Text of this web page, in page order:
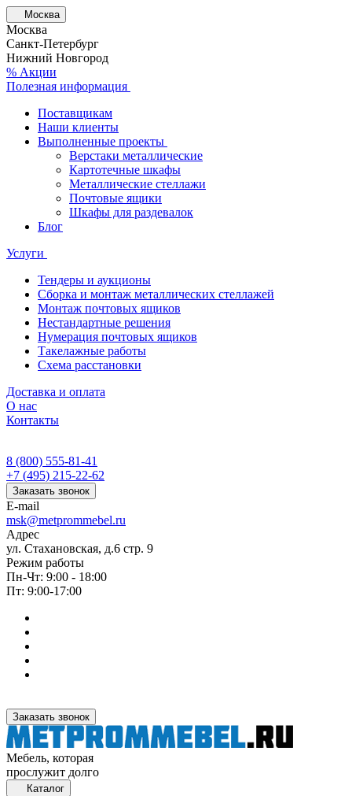
Москва
Москва
Санкт-Петербург
Нижний Новгород
% Акции
Полезная информация
Поставщикам
Наши клиенты
Выполненные проекты
Верстаки металлические
Картотечные шкафы
Металлические стеллажи
Почтовые ящики
Шкафы для раздевалок
Блог
Услуги
Тендеры и аукционы
Сборка и монтаж металлических стеллажей
Монтаж почтовых ящиков
Нестандартные решения
Нумерация почтовых ящиков
Такелажные работы
Схема расстановки
Доставка и оплата
О нас
Контакты
8 (800) 555-81-41
+7 (495) 215-22-62
Заказать звонок
E-mail
msk@metprommebel.ru
Адрес
ул. Стахановская, д.6 стр. 9
Режим работы
Пн-Чт: 9:00 - 18:00
Пт: 9:00-17:00
Заказать звонок
Мебель, которая
прослужит долго
Каталог